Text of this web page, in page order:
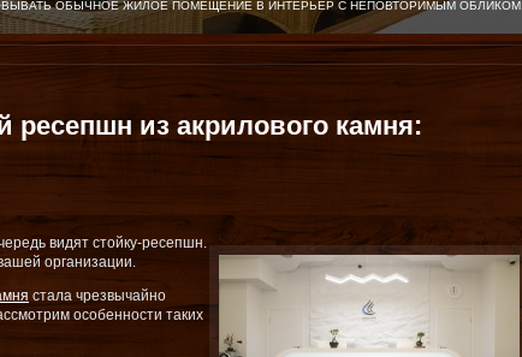
ОБЫЧНОЕ ЖИЛОЕ ПОМЕЩЕНИЕ В ИНТЕРЬЕР С НЕПОВТОРИМЫМ ОБЛИКОМ
ресепшн из акрилового камня:
видят стойку-ресепшн.
организации.
стала чрезвычайно
особенности таких